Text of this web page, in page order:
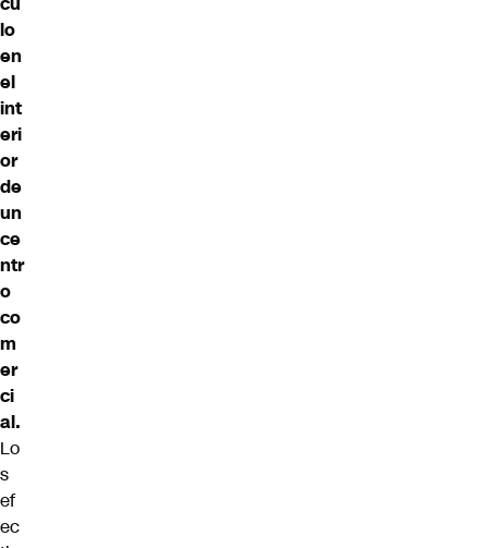
lo
en
el
int
eri
or
de
un
ce
ntr
o
co
m
er
ci
al.
Lo
s
ef
ec